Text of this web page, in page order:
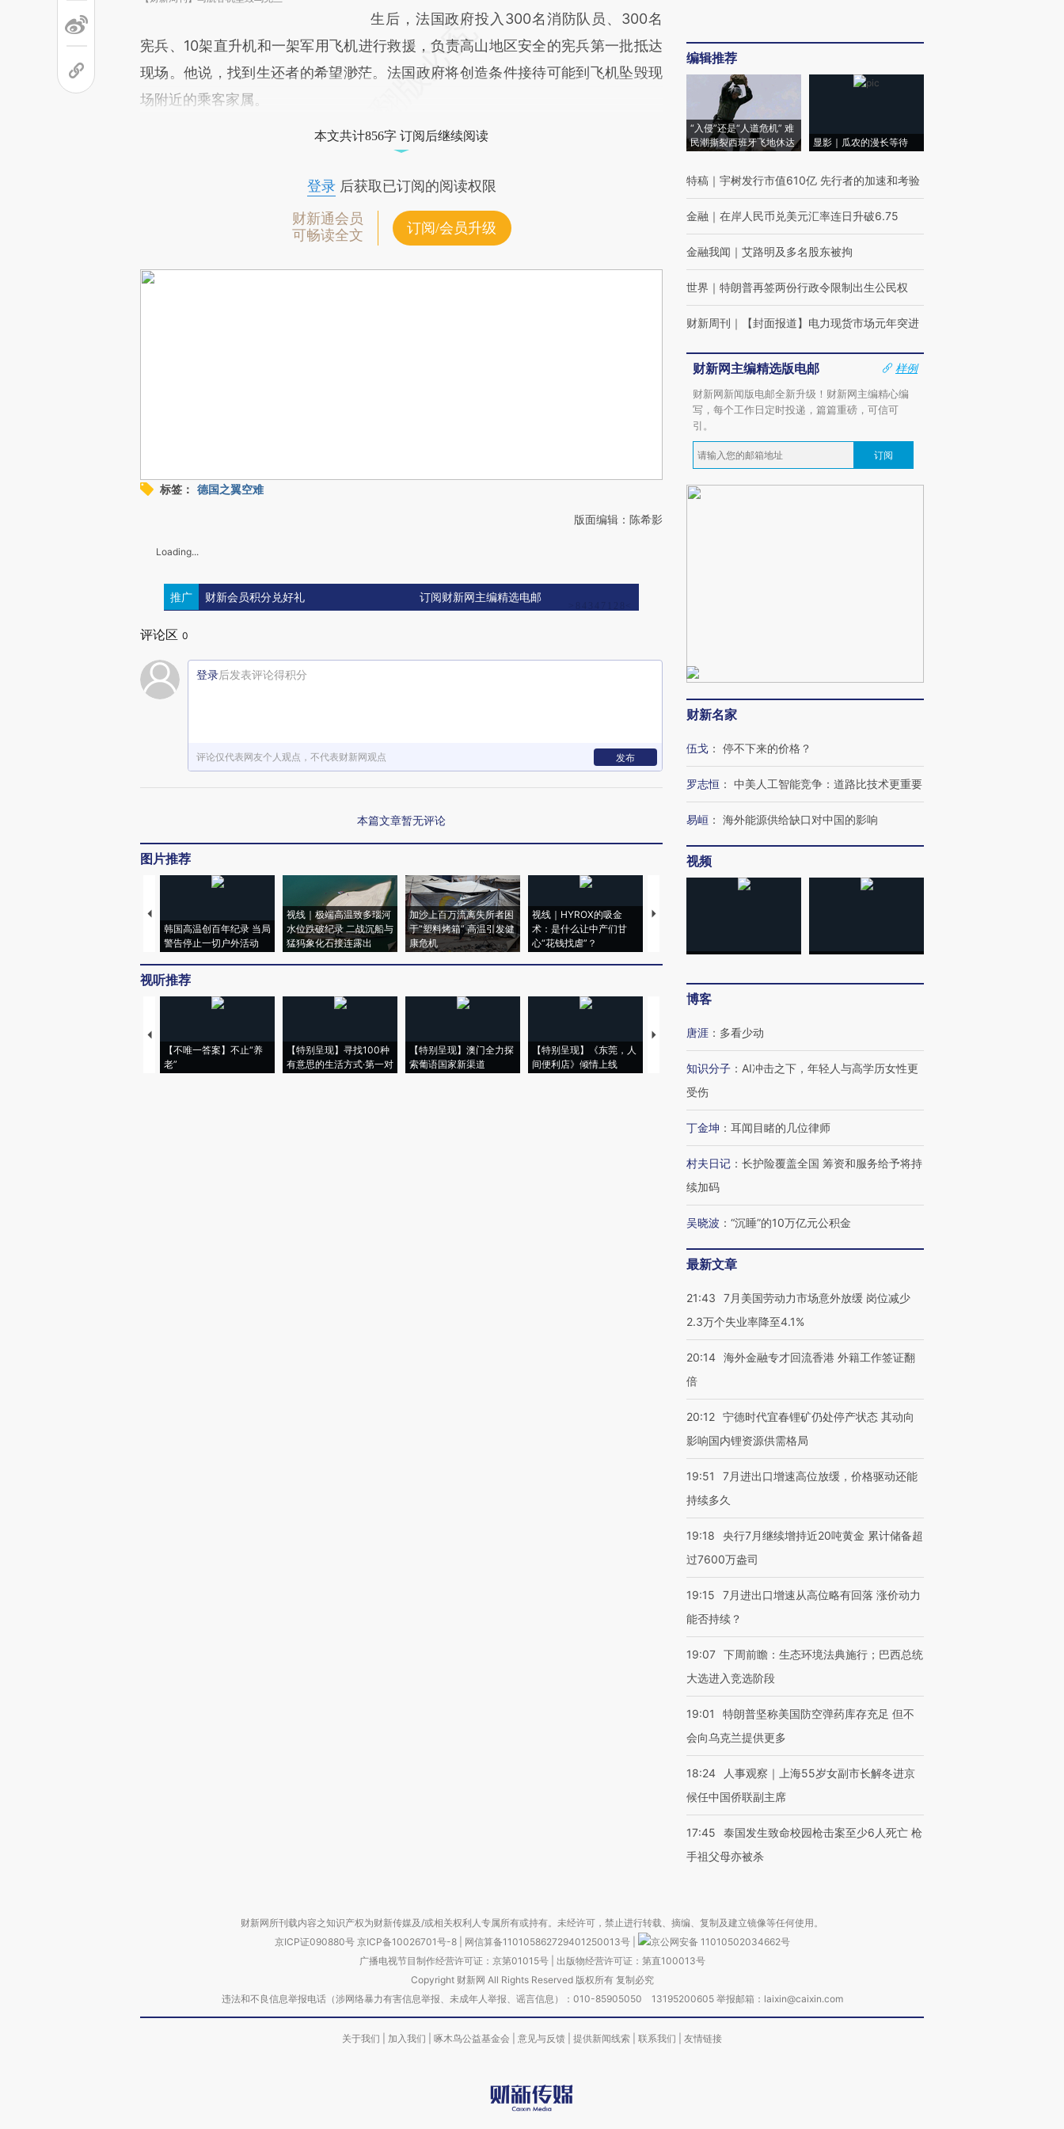
生后，法国政府投入300名消防队员、300名
宪兵、10架直升机和一架军用飞机进行救援，负责高山地区安全的宪兵第一批抵达
现场。他说，找到生还者的希望渺茫。法国政府将创造条件接待可能到飞机坠毁现
场附近的乘客家属。
本文共计856字 订阅后继续阅读
登录后获取已订阅的阅读权限
财新通会员
可畅读全文
订阅/会员升级
标签： 德国之翼空难
版面编辑：陈希影
Loading...
推广 财新会员积分兑好礼 订阅财新网主编精选电邮
评论区 0
登录后发表评论得积分
评论仅代表网友个人观点，不代表财新网观点 发布
本篇文章暂无评论
图片推荐
韩国高温创百年纪录 当局
警告停止一切户外活动
视线｜极端高温致多瑙河
水位跌破纪录 二战沉船与
猛犸象化石接连露出
加沙上百万流离失所者困
于“塑料烤箱” 高温引发健
康危机
视线｜HYROX的吸金
术：是什么让中产们甘
心“花钱找虐”？
马航飞行员跨国走私7万
视听推荐
【不唯一答案】不止“养
老”
【特别呈现】寻找100种
有意思的生活方式·第一对
【特别呈现】澳门全力探
索葡语国家新渠道
【特别呈现】《东莞，人
间便利店》倾情上线
【推广】走进第四届链博
会，让数智科技“链”接产
【特别呈现】寻找100种
有意思的生活方式·第三对
CFO：不靠规模取胜，华
住三大增长引擎是什么？
编辑推荐
“入侵”还是“人道危机” 难
民潮撕裂西班牙飞地休达
显影｜瓜农的漫长等待
特稿 ｜ 宇树发行市值610亿 先行者的加速和考验
金融 ｜ 在岸人民币兑美元汇率连日升破6.75
金融我闻 ｜ 艾路明及多名股东被拘
世界 ｜ 特朗普再签两份行政令限制出生公民权
财新周刊 ｜ 【封面报道】电力现货市场元年突进
财新网主编精选版电邮
样例
财新网新闻版电邮全新升级！财新网主编精心编
写，每个工作日定时投递，篇篇重磅，可信可
引。
订阅
财新名家
伍戈 ： 停不下来的价格？
罗志恒 ： 中美人工智能竞争：道路比技术更重要
易峘 ： 海外能源供给缺口对中国的影响
视频
博客
唐涯 ： 多看少动
知识分子 ： AI冲击之下，年轻人与高学历女性更
受伤
丁金坤 ： 耳闻目睹的几位律师
村夫日记 ： 长护险覆盖全国 筹资和服务给予将持
续加码
吴晓波 ： “沉睡”的10万亿元公积金
最新文章
21:43
7月美国劳动力市场意外放缓 岗位减少
2.3万个失业率降至4.1%
20:14 海外金融专才回流香港 外籍工作签证翻
倍
20:12 宁德时代宜春锂矿仍处停产状态 其动向
影响国内锂资源供需格局
19:51
7月进出口增速高位放缓，价格驱动还能
持续多久
19:18
央行7月继续增持近20吨黄金 累计储备超
过7600万盎司
19:15
7月进出口增速从高位略有回落 涨价动力
能否持续？
19:07 下周前瞻：生态环境法典施行；巴西总统
大选进入竞选阶段
19:01
特朗普坚称美国防空弹药库存充足 但不
会向乌克兰提供更多
18:24
人事观察｜上海55岁女副市长解冬进京
候任中国侨联副主席
17:45
泰国发生致命校园枪击案至少6人死亡 枪
手祖父母亦被杀
财新网所刊载内容之知识产权为财新传媒及/或相关权利人专属所有或持有。未经许可，禁止进行转载、摘编、复制及建立镜像等任何使用。
京ICP证090880号 京ICP备10026701号-8 网信算备110105862729401250013号
京公网安备 11010502034662号
广播电视节目制作经营许可证：京第01015号| 出版物经营许可证：第直100013号
Copyright 财新网 All Rights Reserved 版权所有 复制必究
违法和不良信息举报电话（涉网络暴力有害信息举报、未成年人举报、谣言信息）：010-85905050 13195200605 举报邮箱：laixin@caixin.com
关于我们 加入我们 啄木鸟公益基金会 意见与反馈 提供新闻线索 联系我们 友情链接